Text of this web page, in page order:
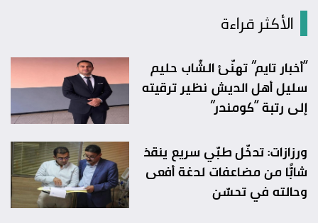
الأكثر قراءة
“أخبار تايم” تهنّئ الشّاب حليم
سليل أهل الديش نظير ترقيته
إلى رتبة “كومندر”
ورزازات: تدخّل طبّي سريع ينقذ
شابًّا من مضاعفات لدغة أفعى
وحالته في تحسّن